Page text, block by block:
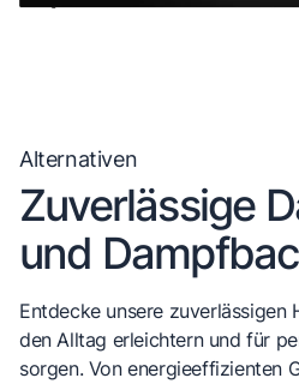
Alternativen
Zuverlässige
und
Entdecke unsere zuverlässigen
den Alltag erleichtern und für
sorgen. Von energieeffizienten